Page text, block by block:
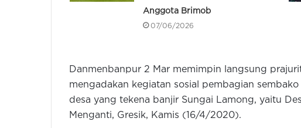
Anggota Brimob
07/06/2026
Danmenbanpur 2 Mar memimpin langsung
mengadakan kegiatan sosial pembagian
desa yang tekena banjir Sungai Lamong, yaitu
Menganti, Gresik, Kamis (16/4/2020).